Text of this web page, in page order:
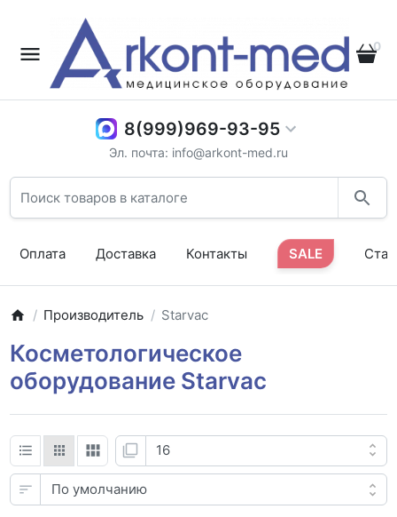
0
8(999)969-93-95
Эл. почта: info@arkont-med.ru
Оплата Доставка Контакты SALE
Производитель Starvac
Косметологическое
оборудование Starvac